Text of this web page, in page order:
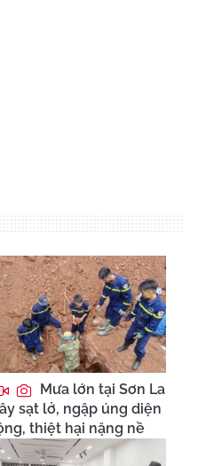
Mưa lớn tại Sơn La
sạt lở, ngập úng diện
thiệt hại nặng nề